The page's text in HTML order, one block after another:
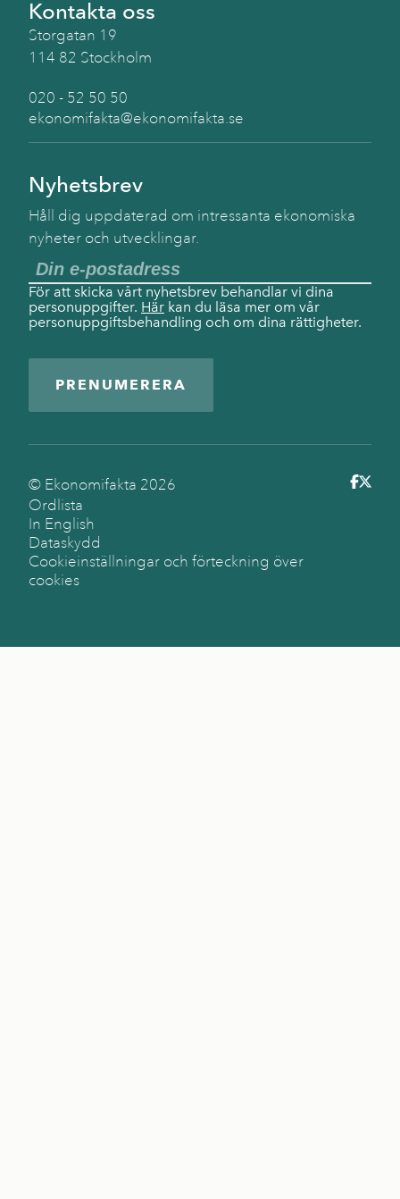
Kontakta oss
Storgatan 19
114 82 Stockholm
020 - 52 50 50
ekonomifakta@ekonomifakta.se
Nyhetsbrev
Håll dig uppdaterad om intressanta ekonomiska
nyheter och utvecklingar.
För att skicka vårt nyhetsbrev behandlar vi dina
personuppgifter. Här kan du läsa mer om vår
personuppgiftsbehandling och om dina rättigheter.
PRENUMERERA
© Ekonomifakta 2026
Ordlista
In English
Dataskydd
Cookieinställningar och förteckning över
cookies